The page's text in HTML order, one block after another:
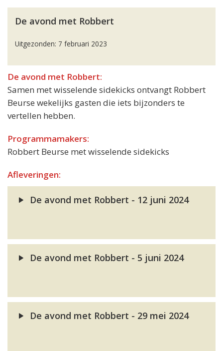
De avond met Robbert
Uitgezonden: 7 februari 2023
De avond met Robbert:
Samen met wisselende sidekicks ontvangt Robbert
Beurse wekelijks gasten die iets bijzonders te
vertellen hebben.
Programmamakers:
Robbert Beurse met wisselende sidekicks
Afleveringen:
De avond met Robbert - 12 juni 2024
De avond met Robbert - 5 juni 2024
De avond met Robbert - 29 mei 2024